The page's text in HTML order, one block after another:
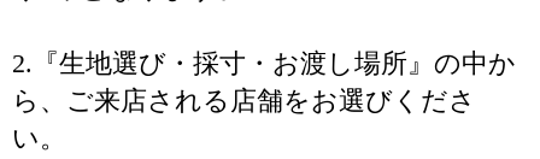
2.『生地選び・採寸・お渡し場所』の中か
ら、ご来店される店舗をお選びくださ
い。